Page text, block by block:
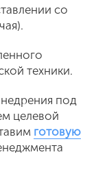
со
техники.
под
целевой
готовую